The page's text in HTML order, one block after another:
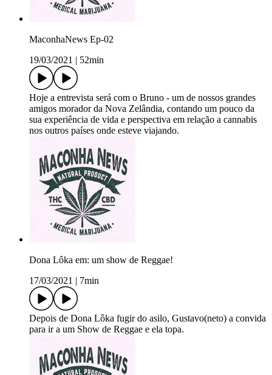
MaconhaNews Ep-02
19/03/2021
52min
Hoje a entrevista será com o Bruno - um de nossos grandes
amigos morador da Nova Zelândia, contando um pouco da
sua experiência de vida e perspectiva em relação a cannabis
nos outros países onde esteve viajando.
Dona Lôka em: um show de Reggae!
17/03/2021
7min
Depois de Dona Lôka fugir do asilo, Gustavo(neto) a convida
para ir a um Show de Reggae e ela topa.